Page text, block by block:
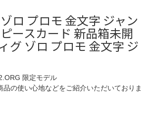
ロ プロモ 金文字 ジャン
ースカード 新品箱未開
グ ゾロ プロモ 金文字 ジ
限定モデル
品の使い心地などをご紹介いただいておりま